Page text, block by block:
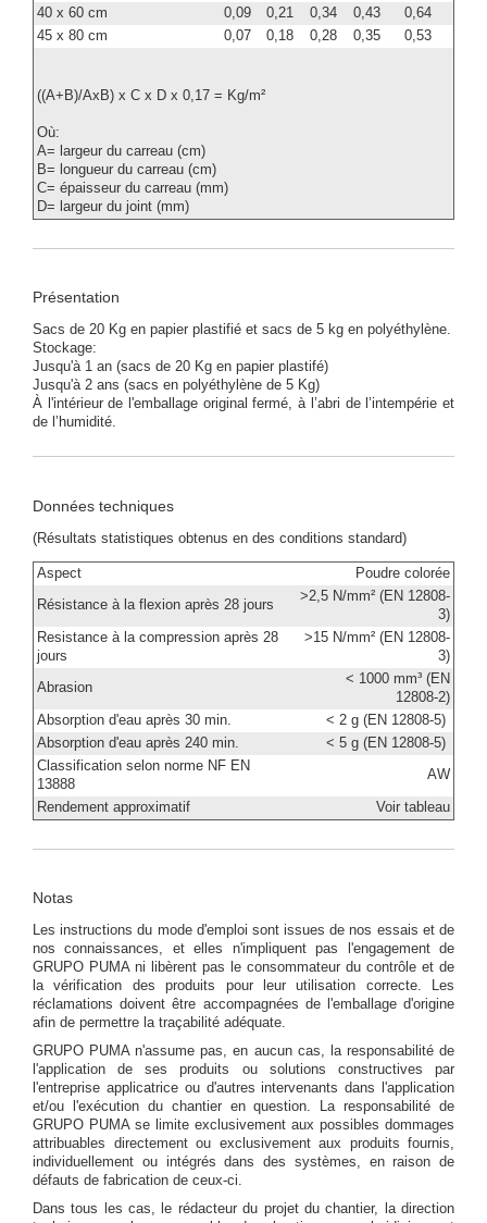
40 x 60 cm
0,09 0,21 0,34 0,43
0,64
45 x 80 cm
0,07 0,18 0,28 0,35 0,53
((A+B)/AxB) x C x D x 0,17 = Kg/m²
Où:
A= largeur du carreau (cm)
B= longueur du carreau (cm)
C= épaisseur du carreau (mm)
D= largeur du joint (mm)
Présentation
Sacs de 20 Kg en papier plastifié et sacs de 5 kg en polyéthylène.
Stockage:
Jusqu'à 1 an (sacs de 20 Kg en papier plastifé)
Jusqu'à 2 ans (sacs en polyéthylène de 5 Kg)
À l'intérieur de l'emballage original fermé, à l’abri de l’intempérie et
de l’humidité.
Données techniques
(Résultats statistiques obtenus en des conditions standard)
Aspect Poudre colorée
Résistance à la flexion après 28 jours
>2,5 N/mm² (EN 12808-
3)
Resistance à la compression après 28
jours
>15 N/mm² (EN 12808-
3)
Abrasion
< 1000 mm³ (EN
12808-2)
Absorption d'eau après 30 min.
< 2 g (EN 12808-5)
Absorption d'eau après 240 min.
< 5 g (EN 12808-5)
Classification selon norme NF EN
13888
AW
Rendement approximatif Voir tableau
Notas
Les instructions du mode d'emploi sont issues de nos essais et de
nos connaissances, et elles n'impliquent pas l'engagement de
GRUPO PUMA ni libèrent pas le consommateur du contrôle et de
la vérification des produits pour leur utilisation correcte. Les
réclamations doivent être accompagnées de l'emballage d'origine
afin de permettre la traçabilité adéquate.
GRUPO PUMA n'assume pas, en aucun cas, la responsabilité de
l'application de ses produits ou solutions constructives par
l'entreprise applicatrice ou d'autres intervenants dans l'application
et/ou l'exécution du chantier en question. La responsabilité de
GRUPO PUMA se limite exclusivement aux possibles dommages
attribuables directement ou exclusivement aux produits fournis,
individuellement ou intégrés dans des systèmes, en raison de
défauts de fabrication de ceux-ci.
Dans tous les cas, le rédacteur du projet du chantier, la direction